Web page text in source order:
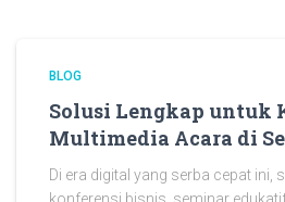
BLOG
Solusi Lengkap untuk
Multimedia Acara di
Di era digital yang serba cepat ini,